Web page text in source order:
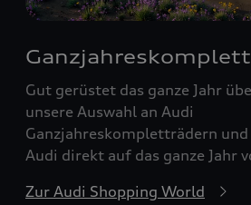
Gut gerüstet das ganze Jahr
unsere Auswahl an Audi
Ganzjahreskompletträdern
Audi direkt auf das ganze Jahr
Zur Audi Shopping World